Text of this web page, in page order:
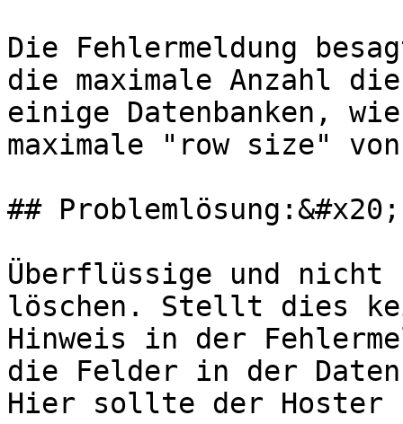
Die Fehlermeldung
die maximale Anzahl
einige Datenbanken,
maximale "row size"
## Problemlösung:&#x20;
Überflüssige und
löschen. Stellt dies
Hinweis in der
die Felder in der
Hier sollte der Hoster